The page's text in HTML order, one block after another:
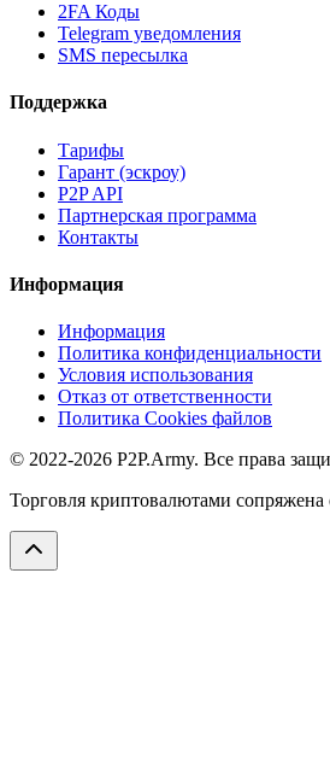
2FA Коды
Telegram уведомления
SMS пересылка
Поддержка
Тарифы
Гарант (эскроу)
P2P API
Партнерская программа
Контакты
Информация
Информация
Политика конфиденциальности
Условия использования
Отказ от ответственности
Политика Cookies файлов
© 2022-2026 P2P.Army. Все права
Торговля криптовалютами сопряжена